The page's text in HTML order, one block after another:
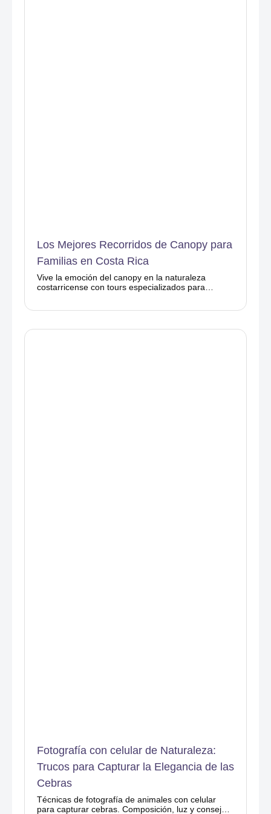
Los Mejores Recorridos de Canopy para
Familias en Costa Rica
Vive la emoción del canopy en la naturaleza
costarricense con tours especializados para
Fotografía con celular de Naturaleza:
Trucos para Capturar la Elegancia de las
Cebras
Técnicas de fotografía de animales con celular
para capturar cebras. Composición, luz y consejos